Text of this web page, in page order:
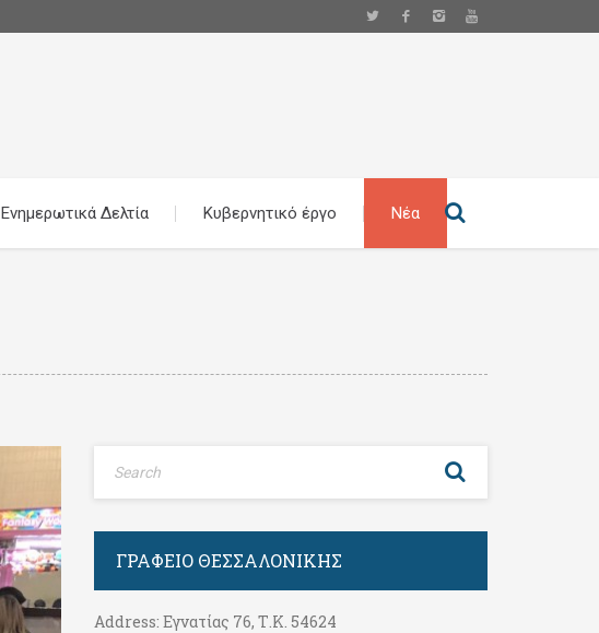
Ενημερωτικά Δελτία Κυβερνητικό έργο Νέα
ΓΡΑΦΕΊΟ ΘΕΣΣΑΛΟΝΊΚΗΣ
Address: Εγνατίας 76, Τ.Κ. 54624